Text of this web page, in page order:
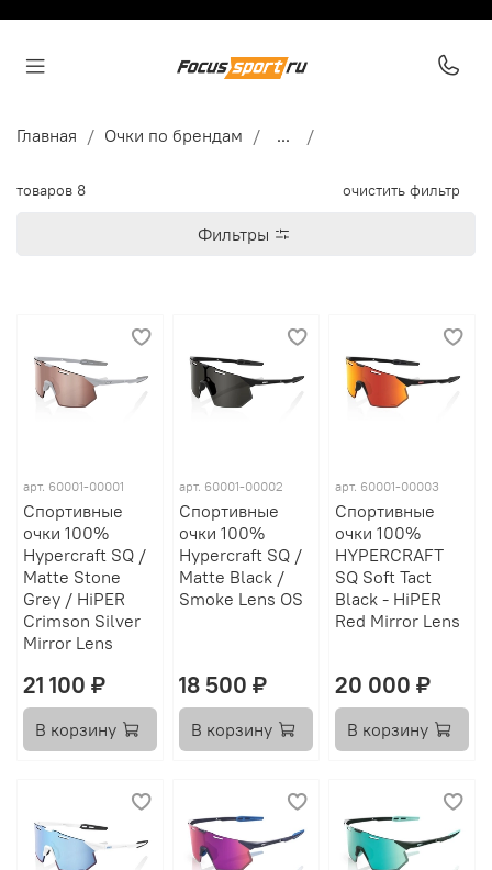
Главная Очки по брендам ...
товаров 8 очистить фильтр
Фильтры
арт. 60001-00001
Спортивные
очки 100%
Hypercraft SQ /
Matte Stone
Grey / HiPER
Crimson Silver
Mirror Lens
21 100 ₽
В корзину
арт. 60001-00002
Спортивные
очки 100%
Hypercraft SQ /
Matte Black /
Smoke Lens OS
18 500 ₽
В корзину
арт. 60001-00003
Спортивные
очки 100%
HYPERCRAFT
SQ Soft Tact
Black - HiPER
Red Mirror Lens
20 000 ₽
В корзину